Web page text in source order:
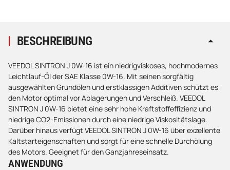
BESCHREIBUNG
VEEDOL SINTRON J 0W-16 ist ein niedrigviskoses, hochmodernes
Leichtlauf-Öl der SAE Klasse 0W-16. Mit seinen sorgfältig
ausgewählten Grundölen und erstklassigen Additiven schützt es
den Motor optimal vor Ablagerungen und Verschleiß. VEEDOL
SINTRON J 0W-16 bietet eine sehr hohe Kraftstoffeffizienz und
niedrige CO2-Emissionen durch eine niedrige Viskositätslage.
Darüber hinaus verfügt VEEDOL SINTRON J 0W-16 über exzellente
Kaltstarteigenschaften und sorgt für eine schnelle Durchölung
des Motors. Geeignet für den Ganzjahreseinsatz.
ANWENDUNG